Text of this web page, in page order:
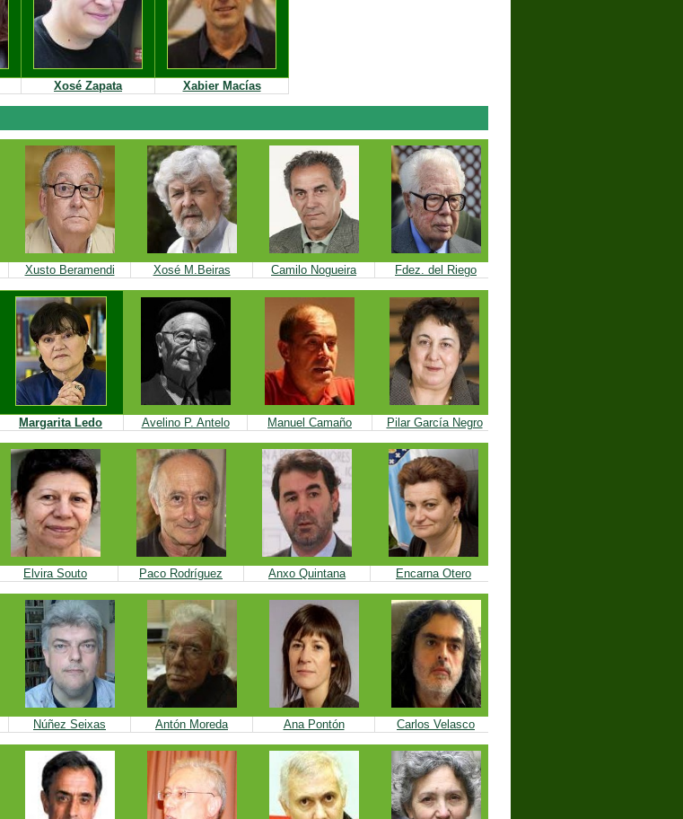
Xosé Zapata Xabier Macías
Xusto Beramendi Xosé M.Beiras Camilo Nogueira Fdez. del Riego
Margarita Ledo Avelino P. Antelo Manuel Camaño Pilar García Negro
Elvira Souto Paco Rodríguez Anxo Quintana Encarna Otero
Núñez Seixas Antón Moreda Ana Pontón Carlos Velasco